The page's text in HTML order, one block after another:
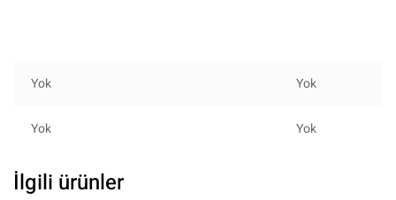
Yok Yok
Yok Yok
İlgili ürünler